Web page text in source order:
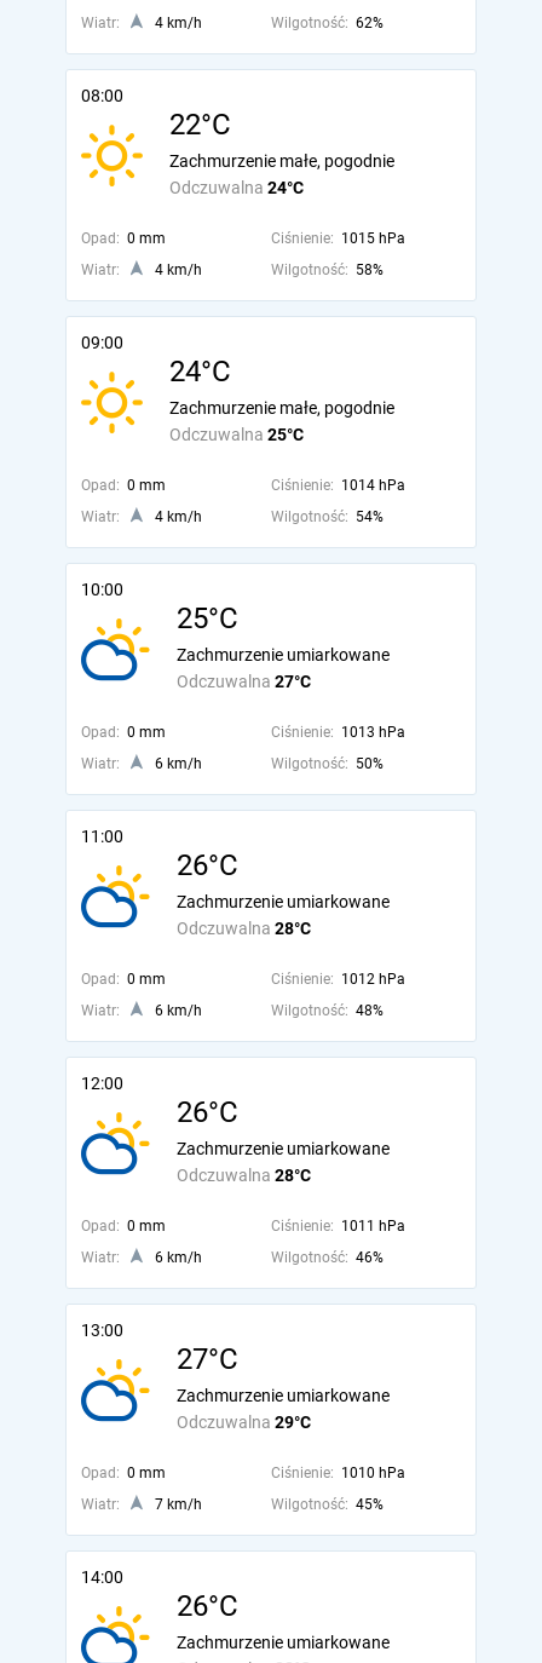
Wiatr: 4 km/h Wilgotność: 62%
08:00
22°C
Odczuwalna 24°C
Zachmurzenie małe, pogodnie
Opad: 0 mm Ciśnienie: 1015 hPa
Wiatr:
4 km/h Wilgotność: 58%
09:00
24°C
Odczuwalna 25°C
Zachmurzenie małe, pogodnie
Opad: 0 mm Ciśnienie: 1014 hPa
Wiatr:
4 km/h Wilgotność: 54%
10:00
25°C
Odczuwalna 27°C
Zachmurzenie umiarkowane
Opad: 0 mm Ciśnienie: 1013 hPa
Wiatr:
6 km/h Wilgotność: 50%
11:00
26°C
Odczuwalna 28°C
Zachmurzenie umiarkowane
Opad: 0 mm Ciśnienie: 1012 hPa
Wiatr:
6 km/h Wilgotność: 48%
12:00
26°C
Odczuwalna 28°C
Zachmurzenie umiarkowane
Opad: 0 mm Ciśnienie: 1011 hPa
Wiatr:
6 km/h Wilgotność: 46%
13:00
27°C
Odczuwalna 29°C
Zachmurzenie umiarkowane
Opad: 0 mm Ciśnienie: 1010 hPa
Wiatr:
7 km/h Wilgotność: 45%
14:00
26°C
Zachmurzenie umiarkowane